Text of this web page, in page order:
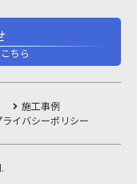
ちら
施工事例
ライバシーポリシー